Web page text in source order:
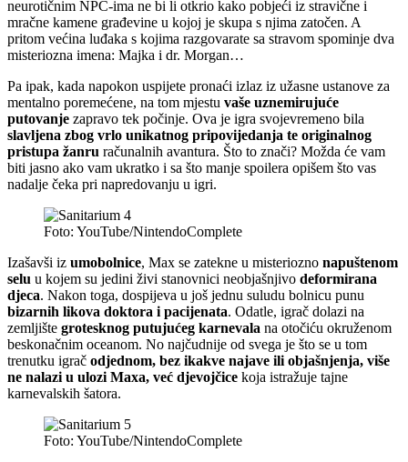
neurotičnim NPC-ima ne bi li otkrio kako pobjeći iz stravične i
mračne kamene građevine u kojoj je skupa s njima zatočen. A
pritom većina luđaka s kojima razgovarate sa stravom spominje dva
misteriozna imena: Majka i dr. Morgan…
Pa ipak, kada napokon uspijete pronaći izlaz iz užasne ustanove za
mentalno poremećene, na tom mjestu vaše uznemirujuće
putovanje zapravo tek počinje. Ova je igra svojevremeno bila
slavljena zbog vrlo unikatnog pripovijedanja te originalnog
pristupa žanru računalnih avantura. Što to znači? Možda će vam
biti jasno ako vam ukratko i sa što manje spoilera opišem što vas
nadalje čeka pri napredovanju u igri.
Foto: YouTube/NintendoComplete
Izašavši iz umobolnice, Max se zatekne u misteriozno napuštenom
selu u kojem su jedini živi stanovnici neobjašnjivo deformirana
djeca. Nakon toga, dospijeva u još jednu suludu bolnicu punu
bizarnih likova doktora i pacijenata. Odatle, igrač dolazi na
zemljište grotesknog putujućeg karnevala na otočiću okruženom
beskonačnim oceanom. No najčudnije od svega je što se u tom
trenutku igrač odjednom, bez ikakve najave ili objašnjenja, više
ne nalazi u ulozi Maxa, već djevojčice koja istražuje tajne
karnevalskih šatora.
Foto: YouTube/NintendoComplete